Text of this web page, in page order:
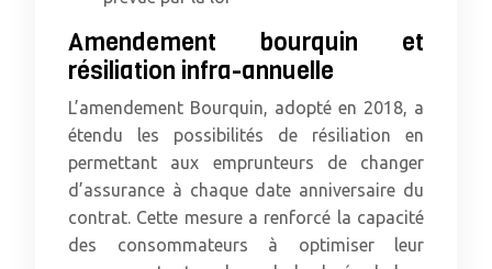
Amendement bourquin et
résiliation infra-annuelle
L’amendement Bourquin, adopté en 2018, a
étendu les possibilités de résiliation en
permettant aux emprunteurs de changer
d’assurance à chaque date anniversaire du
contrat. Cette mesure a renforcé la capacité
des consommateurs à optimiser leur